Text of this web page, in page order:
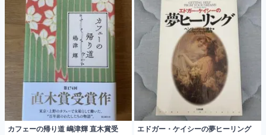
カフェーの帰り道 嶋津輝 直木賞受
エドガー・ケイシーの夢ヒーリング